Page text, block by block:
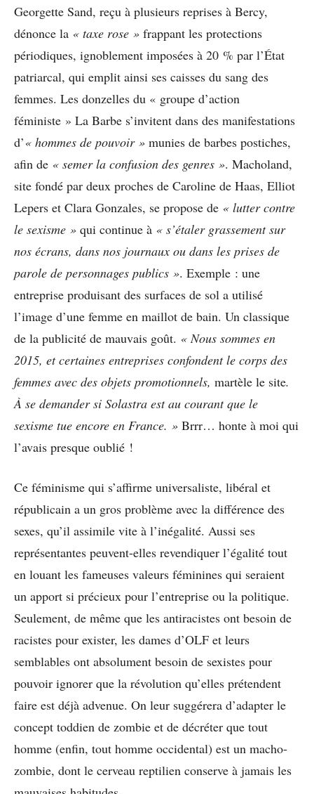
Georgette Sand, reçu à plusieurs reprises à Bercy,
dénonce la « taxe rose » frappant les protections
périodiques, ignoblement imposées à 20 % par l’État
patriarcal, qui emplit ainsi ses caisses du sang des
femmes. Les donzelles du « groupe d’action
féministe » La Barbe s’invitent dans des manifestations
d’« hommes de pouvoir » munies de barbes postiches,
afin de « semer la confusion des genres ». Macholand,
site fondé par deux proches de Caroline de Haas, Elliot
Lepers et Clara Gonzales, se propose de « lutter contre
le sexisme » qui continue à « s’étaler grassement sur
nos écrans, dans nos journaux ou dans les prises de
parole de personnages publics ». Exemple : une
entreprise produisant des surfaces de sol a utilisé
l’image d’une femme en maillot de bain. Un classique
de la publicité de mauvais goût. « Nous sommes en
2015, et certaines entreprises confondent le corps des
femmes avec des objets promotionnels, martèle le site.
À se demander si Solastra est au courant que le
sexisme tue encore en France. » Brrr… honte à moi qui
l’avais presque oublié !
Ce féminisme qui s’affirme universaliste, libéral et
républicain a un gros problème avec la différence des
sexes, qu’il assimile vite à l’inégalité. Aussi ses
représentantes peuvent-elles revendiquer l’égalité tout
en louant les fameuses valeurs féminines qui seraient
un apport si précieux pour l’entreprise ou la politique.
Seulement, de même que les antiracistes ont besoin de
racistes pour exister, les dames d’OLF et leurs
semblables ont absolument besoin de sexistes pour
pouvoir ignorer que la révolution qu’elles prétendent
faire est déjà advenue. On leur suggérera d’adapter le
concept toddien de zombie et de décréter que tout
homme (enfin, tout homme occidental) est un macho-
zombie, dont le cerveau reptilien conserve à jamais les